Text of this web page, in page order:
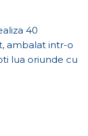
40
ambalat intr-o
lua oriunde cu